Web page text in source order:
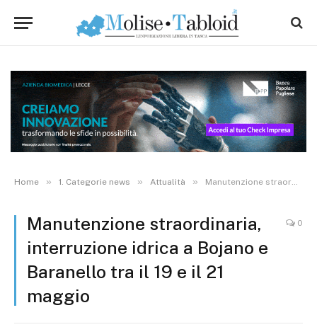
Home » 1. Categorie news » Attualità » Manutenzione straordinaria, interruzione idrica a Bojano e Baranello tra il 19 e il 21 maggio
Manutenzione straordinaria,
interruzione idrica a Bojano e
Baranello tra il 19 e il 21
maggio
0